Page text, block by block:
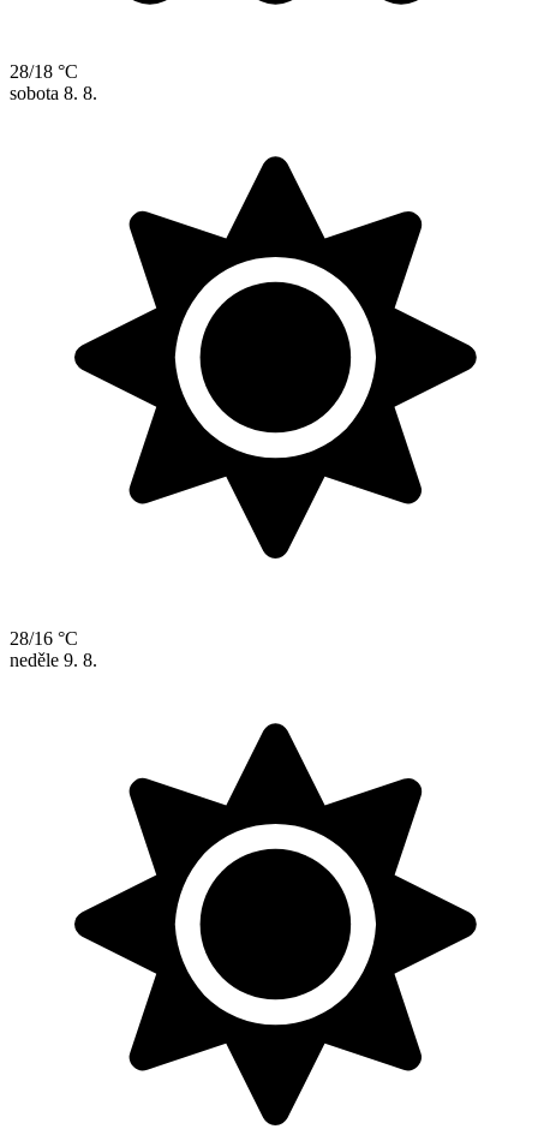
28/18 °C
sobota 8. 8.
28/16 °C
neděle 9. 8.